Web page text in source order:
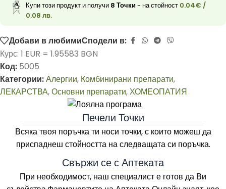
Купи този продукт и получи 8 Точки- на стойност 0.04€ /
0.08 лв.
Добави в любимиСподели в:
Курс: 1 EUR = 1.95583 BGN
Код: 5005
Категории:Алергии, Комбинирани препарати,
ЛЕКАРСТВА,Основни препарати,ХОМЕОПАТИЯ
Печели Точки
Всяка твоя поръчка ти носи точки, с които можеш да
приспаднеш стойността на следващата си поръчка.
Свържи се с Аптеката
При необходимост, наш специалист е готов да Ви